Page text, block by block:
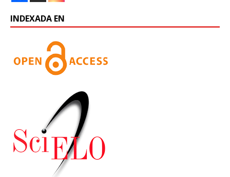
INDEXADA EN